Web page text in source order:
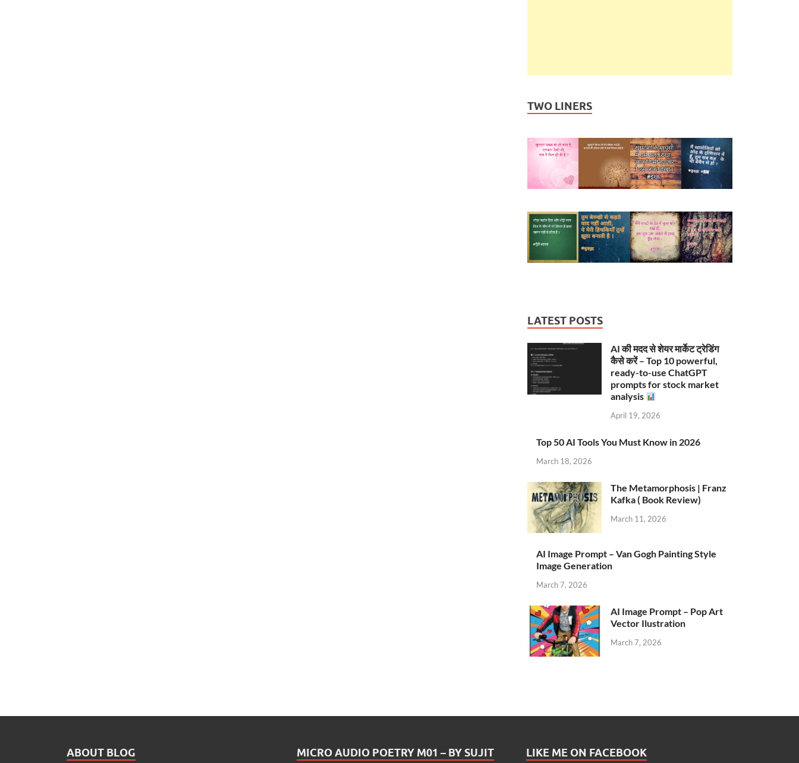
TWO LINERS
LATEST POSTS
AI की मदद से शेयर मार्केट ट्रेडिंग
कैसे करें – Top 10 powerful,
ready-to-use ChatGPT
prompts for stock market
analysis
April 19, 2026
Top 50 AI Tools You Must Know in 2026
March 18, 2026
The Metamorphosis | Franz
Kafka ( Book Review)
March 11, 2026
AI Image Prompt – Van Gogh Painting Style
Image Generation
March 7, 2026
AI Image Prompt – Pop Art
Vector Ilustration
March 7, 2026
ABOUT BLOG MICRO AUDIO POETRY M01 – BY SUJIT LIKE ME ON FACEBOOK